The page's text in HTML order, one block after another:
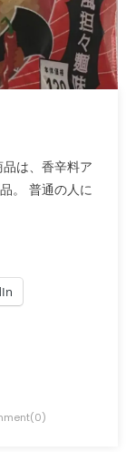
は、香辛料ア
。 普通の人に